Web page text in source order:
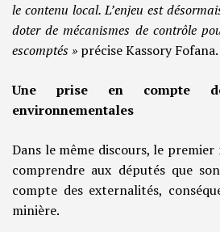
le contenu local. L’enjeu est
doter de mécanismes de contrôle
escomptés » précise Kassory Fofana.
Une prise en compte
environnementales
Dans le même discours, le
comprendre aux députés que
compte des externalités,
minière.